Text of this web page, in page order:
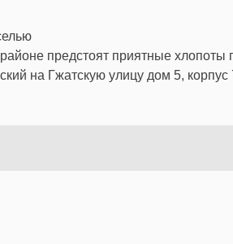
предстоят приятные хлопоты
на Гжатскую улицу дом 5, корпус